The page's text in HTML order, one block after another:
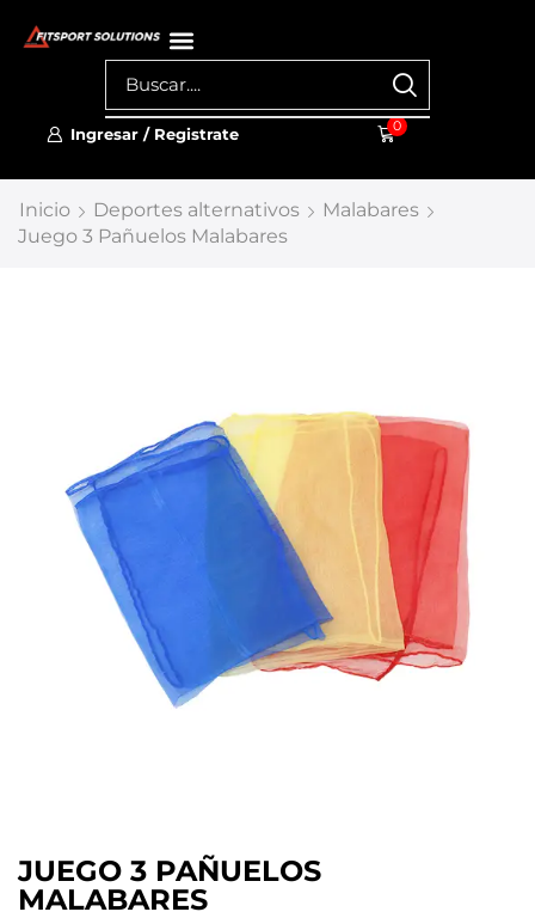
Ingresar / Registrate 0
Inicio Deportes alternativos
Malabares
Juego 3 Pañuelos Malabares
JUEGO 3 PAÑUELOS
MALABARES